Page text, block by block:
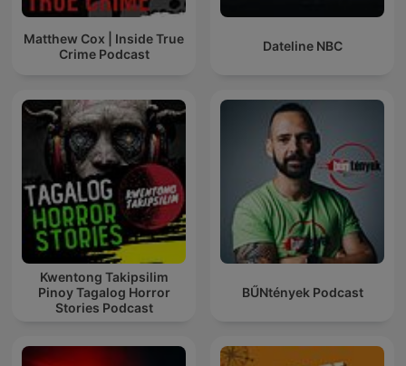
Matthew Cox | Inside True
Crime Podcast
Dateline NBC
Kwentong Takipsilim
Pinoy Tagalog Horror
Stories Podcast
BŰNtények Podcast